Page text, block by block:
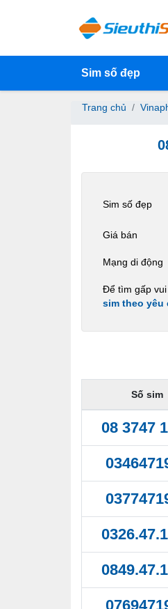
Sim số đẹp
Trang chủ
Sim số đẹp
Giá bán
Mạng di động
Để tìm gấp
sim theo yêu
Số sim
08 3747